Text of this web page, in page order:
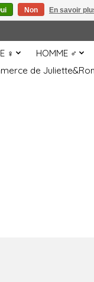
♀ HOMME ♂
de
Non En savoir